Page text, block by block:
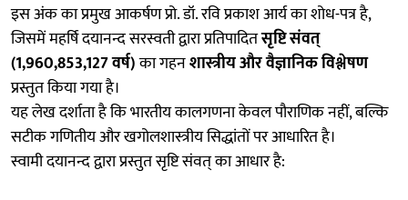
इस अंक का प्रमुख आकर्षण प्रो. डॉ. रवि प्रकाश आर्य का शोध-पत्र है,
जिसमें महर्षि दयानन्द सरस्वती द्वारा प्रतिपादितसृष्टि संवत्
(1,960,853,127 वर्ष)का गहनशास्त्रीय और वैज्ञानिक विश्लेषण
प्रस्तुत किया गया है।
यह लेख दर्शाता है कि भारतीय कालगणना केवल पौराणिक नहीं, बल्कि
सटीक गणितीय और खगोलशास्त्रीय सिद्धांतों पर आधारित है।
स्वामी दयानन्द द्वारा प्रस्तुत सृष्टि संवत् का आधार है: